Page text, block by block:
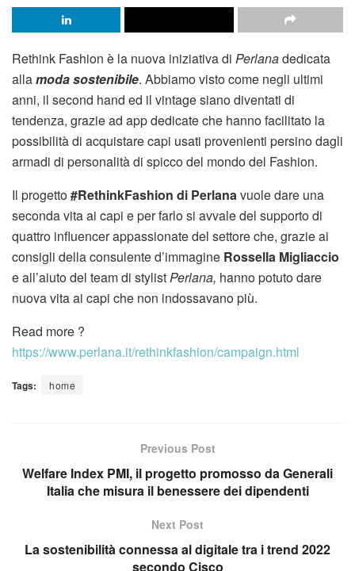
Rethink Fashion è la nuova iniziativa di Perlanadedicata
allamoda sostenibile. Abbiamo visto come negli ultimi
anni, il second hand ed il vintage siano diventati di
tendenza, grazie ad app dedicate che hanno facilitato la
possibilità di acquistare capi usati provenienti persino dagli
armadi di personalità di spicco del mondo del Fashion.
Il progetto#RethinkFashion di Perlanavuole dare una
seconda vita ai capi e per farlo si avvale del supporto di
quattro influencer appassionate del settore che, grazie ai
consigli della consulente d’immagine Rossella Migliaccio
e all’aiuto del team di stylistPerlana, hanno potuto dare
nuova vita ai capi che non indossavano più.
Read more ?
https://www.perlana.it/rethinkfashion/campaign.html
Tags: home
Previous Post
Welfare Index PMI, il progetto promosso da Generali
Italia che misura il benessere dei dipendenti
Next Post
La sostenibilità connessa al digitale tra i trend 2022
secondo Cisco